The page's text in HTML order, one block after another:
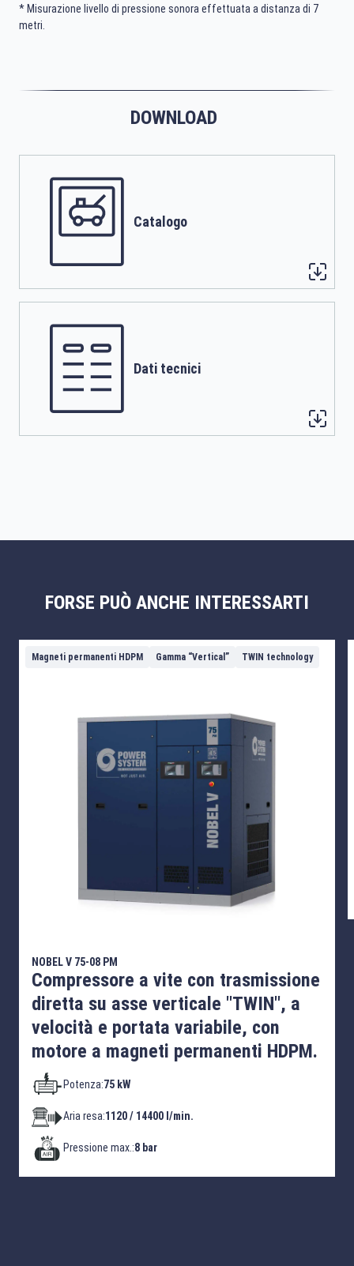
* Misurazione livello di pressione sonora effettuata a distanza di 7
metri.
DOWNLOAD
Catalogo
Dati tecnici
FORSE PUÒ ANCHE INTERESSARTI
Magneti permanenti HDPM Gamma “Vertical” TWIN technology
NOBEL V 75-08 PM
Compressore a vite con trasmissione
diretta su asse verticale "TWIN", a
velocità e portata variabile, con
motore a magneti permanenti HDPM.
Potenza:75 kW
Aria resa:1120 / 14400 l/min.
Pressione max.:8 bar